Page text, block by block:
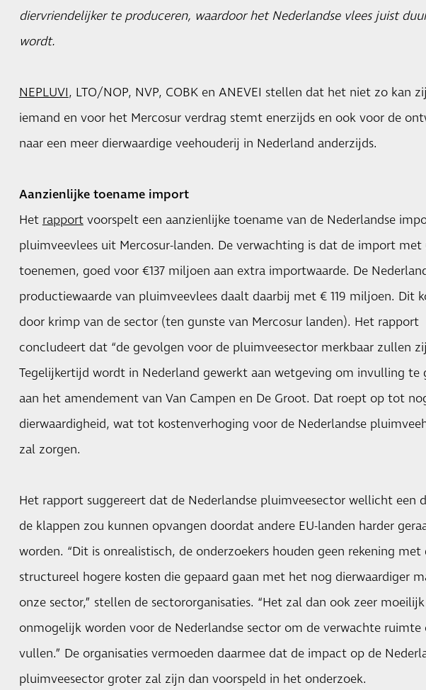
diervriendelijker te produceren, waardoor het Nederlandse vlees juist
wordt.
NEPLUVI, LTO/NOP, NVP, COBK en ANEVEI stellen dat het niet zo kan
iemand en voor het Mercosur verdrag stemt enerzijds en ook voor de
naar een meer dierwaardige veehouderij in Nederland anderzijds.
Aanzienlijke toename import
Het rapportvoorspelt een aanzienlijke toename van de Nederlandse
pluimveevlees uit Mercosur-landen. De verwachting is dat de import met
toenemen, goed voor €137 miljoen aan extra importwaarde. De
productiewaarde van pluimveevlees daalt daarbij met € 119 miljoen. Dit
door krimp van de sector (ten gunste van Mercosur landen). Het rapport
concludeert dat “de gevolgen voor de pluimveesector merkbaar zullen
Tegelijkertijd wordt in Nederland gewerkt aan wetgeving om invulling te
aan het amendement van Van Campen en De Groot. Dat roept op tot
dierwaardigheid, wat tot kostenverhoging voor de Nederlandse
zal zorgen.
Het rapport suggereert dat de Nederlandse pluimveesector wellicht een
de klappen zou kunnen opvangen doordat andere EU-landen harder
worden. “Dit is onrealistisch, de onderzoekers houden geen rekening met
structureel hogere kosten die gepaard gaan met het nog dierwaardiger
onze sector,” stellen de sectororganisaties. “Het zal dan ook zeer
onmogelijk worden voor de Nederlandse sector om de verwachte ruimte
vullen.” De organisaties vermoeden daarmee dat de impact op de
pluimveesector groter zal zijn dan voorspeld in het onderzoek.